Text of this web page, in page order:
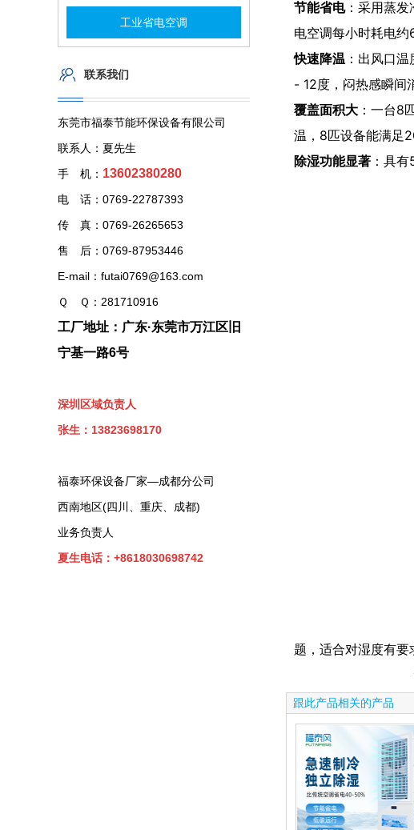
工业省电空调
联系我们
东莞市福泰节能环保设备有限公司
联系人：夏先生
手 机： 13602380280
电 话：0769-22787393
传 真：0769-26265653
售 后：0769-87953446
E-mail：futai0769@163.com
Ｑ Ｑ：281710916
工厂地址：广东·东莞市万江区旧
宁基一路6号
深圳区域负责人
张生：13823698170
福泰环保设备厂家—成都分公司
西南地区(四川、重庆、成都)
业务负责人
夏生电话：+8618030698742
节能省电：采用蒸发
电空调每小时耗电
快速降温 ：出风口
- 12度，闷热感瞬间
覆盖面积大 ：一台8
温，8匹设备能满足
除湿功能显著 ：具
题，适合对湿度有要
跟此产品相关的产品